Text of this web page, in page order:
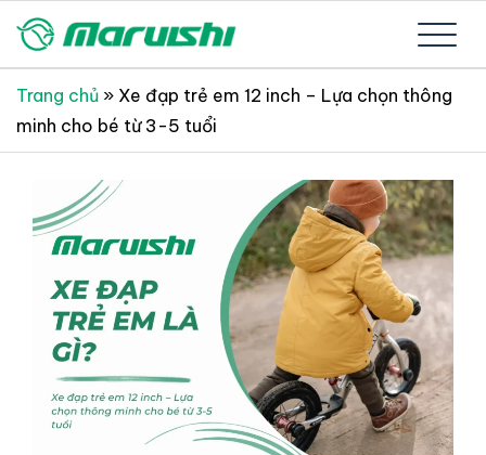
Skip
content
Xe đạp Nhật Bản Maruishi –
Since 1894
Xe đạp Nhật Bản nguyên thùng mới 100%
Trang chủ » Xe đạp trẻ em 12 inch – Lựa chọn thông
minh cho bé từ 3-5 tuổi